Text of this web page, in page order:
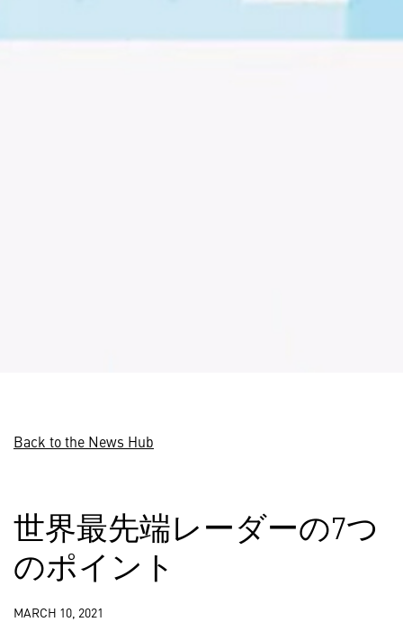
Back to the News Hub
世界最先端レーダーの7つ
のポイント
MARCH 10, 2021